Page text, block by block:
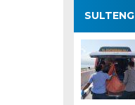
SULTENG